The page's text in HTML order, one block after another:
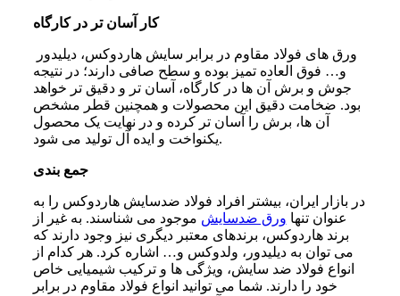
کار آسان تر در کارگاه
و… فوق العاده تمیز بوده و سطح صافی دارند؛ در نتیجه
جوش و برش آن ها در کارگاه، آسان تر و دقیق تر خواهد
بود. ضخامت دقیق این محصولات و همچنین قطر مشخص
آن ها، برش را آسان تر کرده و در نهایت یک محصول
یکنواخت و ایده‌ آل تولید می شود.
جمع بندی
در بازار ایران، بیشتر افراد فولاد ضدسایش هاردوکس را به
عنوان تنها ورق ضدسایش موجود می شناسند. به غیر از
برند هاردوکس، برندهای معتبر دیگری نیز وجود دارند که
می توان به دیلیدور، ولدوکس و… اشاره کرد. هر کدام از
انواع فولاد ضد سایش، ویژگی ها و ترکیب شیمیایی خاص
خود را دارند. شما می توانید انواع فولاد مقاوم در برابر